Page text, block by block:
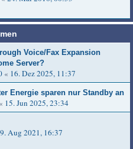
Voice/Fax Expansion
Server?
« 16. Dez 2025, 11:37
Energie sparen nur Standby an
« 15. Jun 2025, 23:34
Aug 2021, 16:37